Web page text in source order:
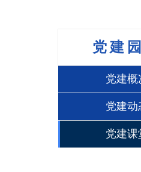
党建
党建概
党建动
党建课